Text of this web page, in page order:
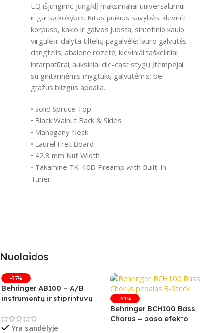
EQ išjungimo jungiklį maksimaliai universalumui
ir garso kokybei. Kitos puikios savybės: klevinė
korpuso, kaklo ir galvos juosta; sintetinio kaulo
virgulė ir dalyta tiltelių pagalvėlė; lauro galvutės
dangtelis; abalone rozetė; kleviniai taškeliniai
intarpatūrai; auksiniai die-cast stygų įtempėjai
su gintarinėmis mygtukų galvutėmis; bei
gražus blizgus apdaila.
• Solid Spruce Top
• Black Walnut Back & Sides
• Mahogany Neck
• Laurel Fret Board
• 42.8 mm Nut Width
• Takamine TK-40D Preamp with Built-In
Tuner
Nuolaidos
-37%
Behringer AB100 – A/B
instrumentų ir stiprintuvų
Yra sandėlyje
-51%
Behringer BCH100 Bass
Chorus – boso efekto